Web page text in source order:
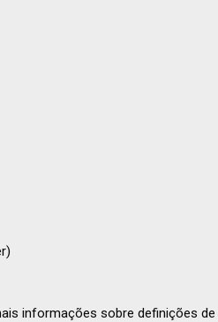
informações sobre definições